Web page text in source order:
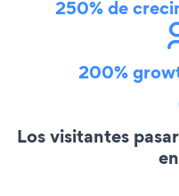
250% de
200%
Los visitantes